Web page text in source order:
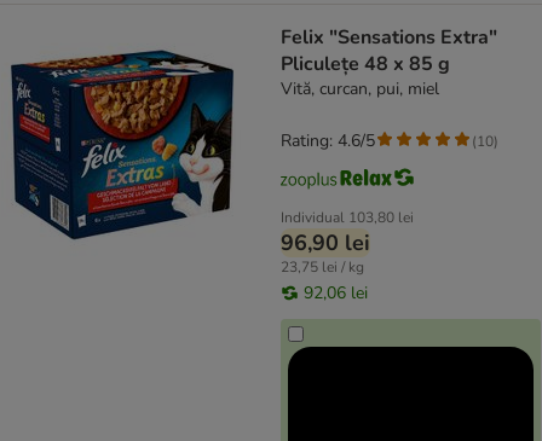
Felix "Sensations Extra"
Pliculețe 48 x 85 g
Vită, curcan, pui, miel
Individual 103,80 lei
96,90 lei
23,75 lei / kg
92,06 lei
Rating: 4.6/5 (10)